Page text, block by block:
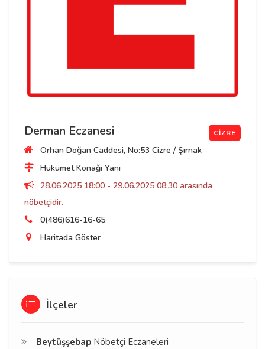
Derman Eczanesi CIZRE
Orhan Doğan Caddesi, No:53 Cizre / Şırnak
Hükümet Konağı Yanı
28.06.2025 18:00 - 29.06.2025 08:30 arasında
nöbetçidir.
0(486)616-16-65
Haritada Göster
İlçeler
Beytüşşebap Nöbetçi Eczaneleri